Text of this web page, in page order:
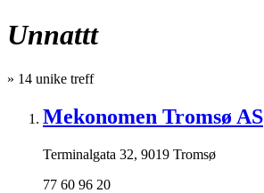
Unnattt
» 14 unike treff
Mekonomen Tromsø AS
Terminalgata 32, 9019 Tromsø
77 60 96 20